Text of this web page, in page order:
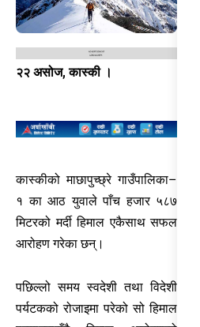
२२ असोज, कास्की ।
कास्कीको माछापुच्छ्रे गाउँपालिका–
१ का आठ युवाले पाँच हजार ५८७
मिटरको मर्दी हिमाल एकैसाथ सफल
आरोहण गरेका छन्।
पछिल्लो समय स्वदेशी तथा विदेशी
पर्यटकको रोजाइमा परेको सो हिमाल